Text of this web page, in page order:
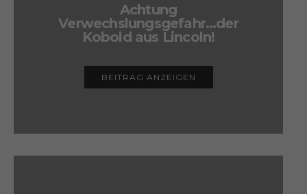
Achtung
Verwechslungsgefahr…der
Kobold aus Lincoln!
BEITRAG ANZEIGEN